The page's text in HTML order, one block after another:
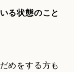
る状態のこと
めをする方も